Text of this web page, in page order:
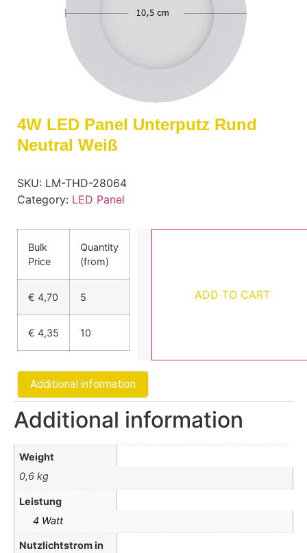
4W LED Panel Unterputz Rund
Neutral Weiß
SKU: LM-THD-28064
Category: LED Panel
Bulk
Price
Quantity
(from)
€ 4,70 5
€ 4,35 10
ADD TO CART
Additional information
Additional information
Weight
0,6 kg
Leistung
4 Watt
Nutzlichtstrom in